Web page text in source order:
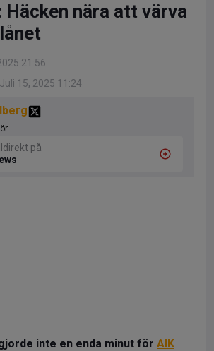
nära att värva
21:56
15, 2025 11:24
på
inte en enda minut för AIK